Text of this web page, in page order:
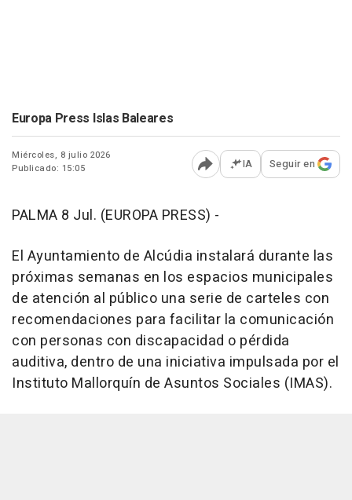
Europa Press Islas Baleares
Miércoles, 8 julio 2026
Publicado: 15:05
Abrir opciones para
IA Seguir en
PALMA 8 Jul. (EUROPA PRESS) -
El Ayuntamiento de Alcúdia instalará durante las
próximas semanas en los espacios municipales
de atención al público una serie de carteles con
recomendaciones para facilitar la comunicación
con personas con discapacidad o pérdida
auditiva, dentro de una iniciativa impulsada por el
Instituto Mallorquín de Asuntos Sociales (IMAS).